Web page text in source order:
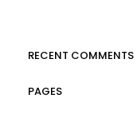
RECENT COMMENTS
PAGES